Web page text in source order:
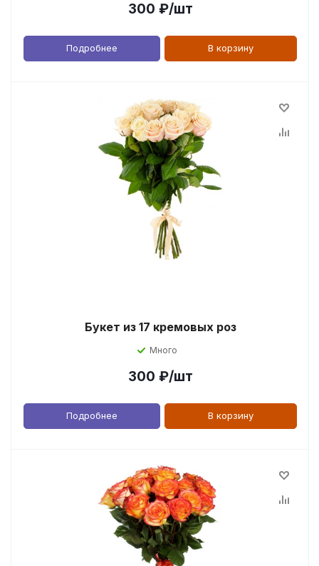
300 ₽/шт
Подробнее В корзину
Букет из 17 кремовых роз
Много
300 ₽/шт
Подробнее В корзину